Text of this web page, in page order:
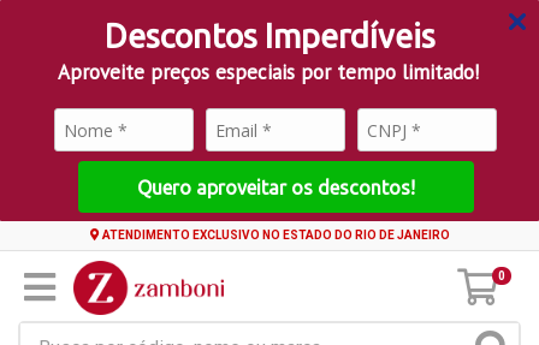
Descontos Imperdíveis
Aproveite preços especiais por tempo limitado!
Quero aproveitar os descontos!
ATENDIMENTO EXCLUSIVO NO ESTADO DO RIO DE JANEIRO
0